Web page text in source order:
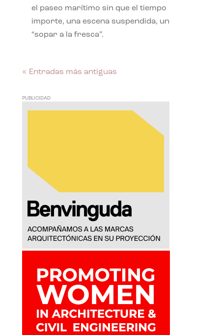
el paseo marítimo sin que el tiempo
importe, una escena suspendida, un
“sopar a la fresca”.
« Entradas más antiguas
PUBLICIDAD